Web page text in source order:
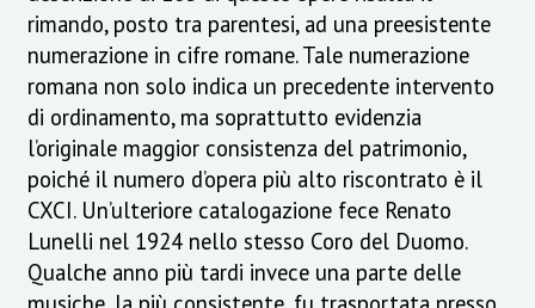
rimando, posto tra parentesi, ad una preesistente
numerazione in cifre romane. Tale numerazione
romana non solo indica un precedente intervento
di ordinamento, ma soprattutto evidenzia
l’originale maggior consistenza del patrimonio,
poiché il numero d’opera più alto riscontrato è il
CXCI. Un’ulteriore catalogazione fece Renato
Lunelli nel 1924 nello stesso Coro del Duomo.
Qualche anno più tardi invece una parte delle